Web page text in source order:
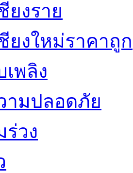
ยงราย
ยงใหม่ราคาถูก
พลิง
ามปลอดภัย
ร่วง